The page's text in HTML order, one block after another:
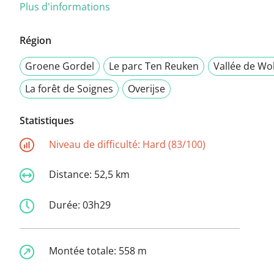
Plus d'informations
Région
Groene Gordel
Le parc Ten Reuken
Vallée de
La forêt de Soignes
Overijse
Statistiques
Niveau de difficulté: Hard (83/100)
Distance: 52,5 km
Durée: 03h29
Montée totale: 558 m